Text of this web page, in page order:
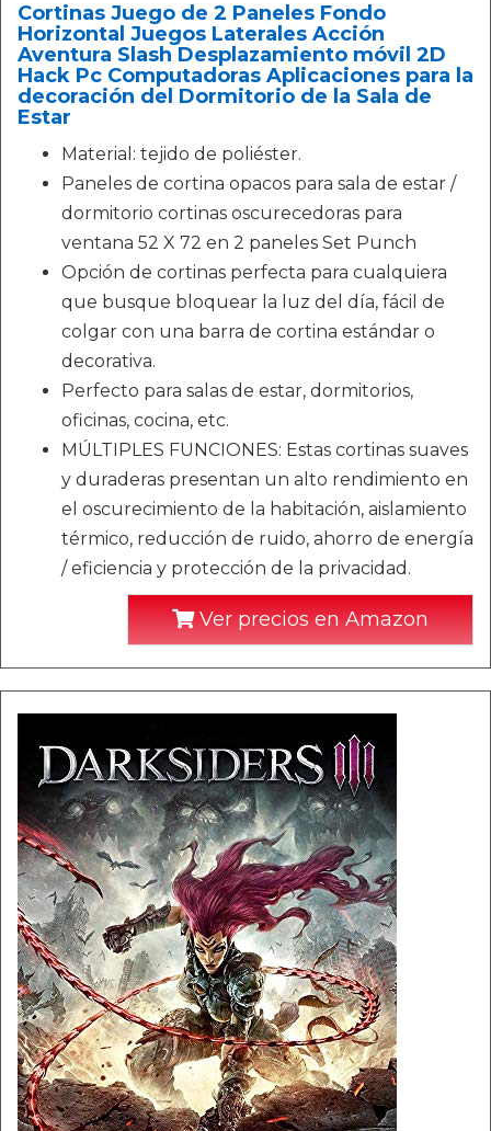
Cortinas Juego de 2 Paneles Fondo
Horizontal Juegos Laterales Acción
Aventura Slash Desplazamiento móvil 2D
Hack Pc Computadoras Aplicaciones para la
decoración del Dormitorio de la Sala de
Estar
Material: tejido de poliéster.
Paneles de cortina opacos para sala de estar /
dormitorio cortinas oscurecedoras para
ventana 52 X 72 en 2 paneles Set Punch
Opción de cortinas perfecta para cualquiera
que busque bloquear la luz del día, fácil de
colgar con una barra de cortina estándar o
decorativa.
Perfecto para salas de estar, dormitorios,
oficinas, cocina, etc.
MÚLTIPLES FUNCIONES: Estas cortinas suaves
y duraderas presentan un alto rendimiento en
el oscurecimiento de la habitación, aislamiento
térmico, reducción de ruido, ahorro de energía
/ eficiencia y protección de la privacidad.
Ver precios en Amazon